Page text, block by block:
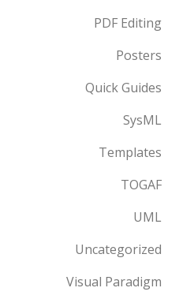
PDF Editing
Posters
Quick Guides
SysML
Templates
TOGAF
UML
Uncategorized
Visual Paradigm